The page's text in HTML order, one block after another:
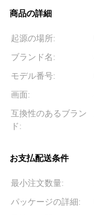
商品の詳細
起源の場所:
ブランド名:
モデル番号:
画面:
互換性のあるブラン
ド:
お支払配送条件
最小注文数量:
パッケージの詳細: